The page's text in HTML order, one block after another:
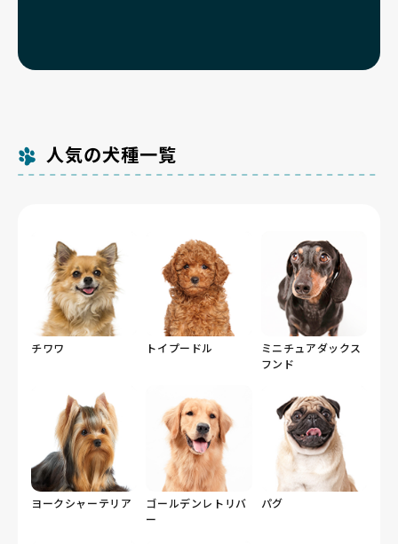
人気の犬種一覧
チワワ トイプードル
ミニチュアダックス
フンド
ヨークシャーテリア
ゴールデンレトリバ
ー
パグ